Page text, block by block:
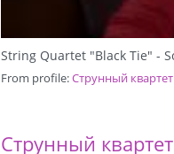
String Quartet "Black Tie" -
From profile:Струнный квартет
Струнный